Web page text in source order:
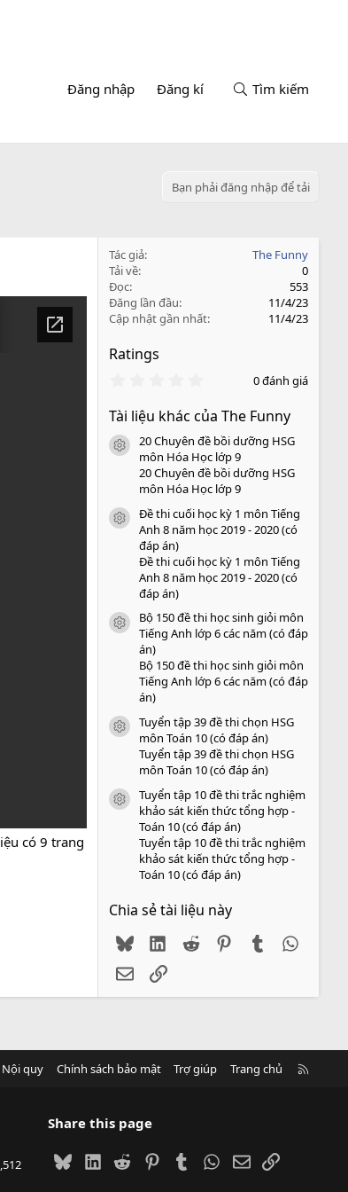
Đăng nhập Đăng kí Tìm kiếm
Bạn phải đăng nhập để tải
có 9 trang
Tác giả
The Funny
Tải về
0
Đọc
553
Đăng lần đầu
11/4/23
Cập nhật gần nhất
11/4/23
Ratings
0
0
s
a
o
0 đánh giá
Tài liệu khác của The Funny
icon tài liệu
20 Chuyên đề bồi dưỡng HSG
môn Hóa Học lớp 9
20 Chuyên đề bồi dưỡng HSG
môn Hóa Học lớp 9
icon tài liệu
Đề thi cuối học kỳ 1 môn Tiếng
Anh 8 năm học 2019 - 2020 (có
đáp án)
Đề thi cuối học kỳ 1 môn Tiếng
Anh 8 năm học 2019 - 2020 (có
đáp án)
icon tài liệu
Bộ 150 đề thi học sinh giỏi môn
Tiếng Anh lớp 6 các năm (có đáp
án)
Bộ 150 đề thi học sinh giỏi môn
Tiếng Anh lớp 6 các năm (có đáp
án)
icon tài liệu
Tuyển tập 39 đề thi chọn HSG
môn Toán 10 (có đáp án)
Tuyển tập 39 đề thi chọn HSG
môn Toán 10 (có đáp án)
icon tài liệu
Tuyển tập 10 đề thi trắc nghiệm
khảo sát kiến thức tổng hợp -
Toán 10 (có đáp án)
Tuyển tập 10 đề thi trắc nghiệm
khảo sát kiến thức tổng hợp -
Toán 10 (có đáp án)
Chia sẻ tài liệu này
BlueskyLinkedIn
Reddit PinterestTumblr
EmailLink
quy Chính sách bảo mật Trợ giúp Trang chủ
Share this page
BlueskyLinkedIn
Reddit PinterestTumblrWhatsApp
EmailLink